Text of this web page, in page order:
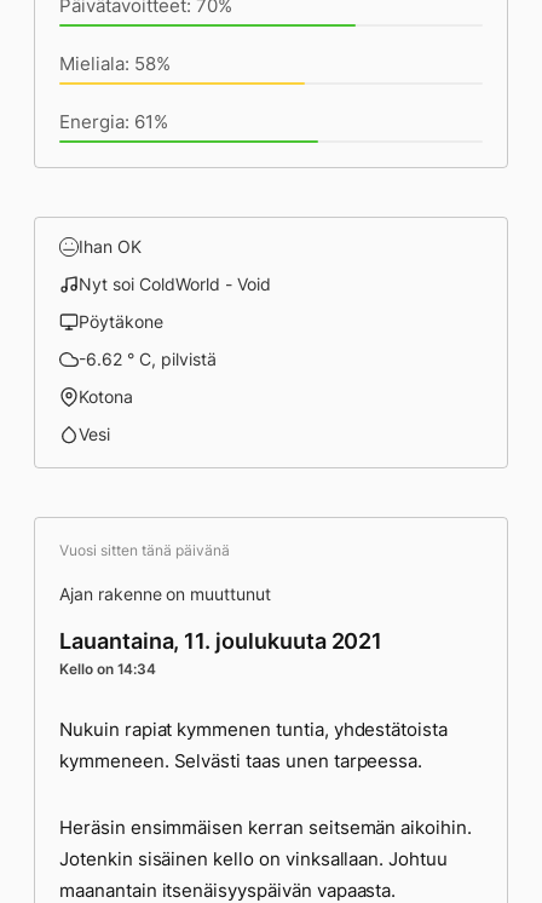
Päivätavoitteet: 70%
Mieliala: 58%
Energia: 61%
Ihan OK
Nyt soi ColdWorld - Void
Pöytäkone
-6.62 ° C, pilvistä
Kotona
Vesi
Vuosi sitten tänä päivänä
Ajan rakenne on muuttunut
Lauantaina, 11. joulukuuta 2021
Kello on 14:34
Nukuin rapiat kymmenen tuntia, yhdestätoista
kymmeneen. Selvästi taas unen tarpeessa.
Heräsin ensimmäisen kerran seitsemän aikoihin.
Jotenkin sisäinen kello on vinksallaan. Johtuu
maanantain itsenäisyyspäivän vapaasta.